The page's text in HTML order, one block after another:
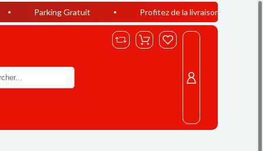
Gratuit Profitez de la livraison offerte à Casablanca